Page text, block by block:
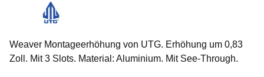
Weaver Montageerhöhung von UTG. Erhöhung um 0,83
Zoll. Mit 3 Slots. Material: Aluminium. Mit See-Through.